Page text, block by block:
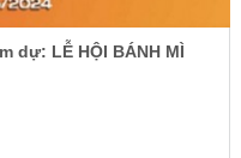
dự: LỄ HỘI BÁNH MÌ